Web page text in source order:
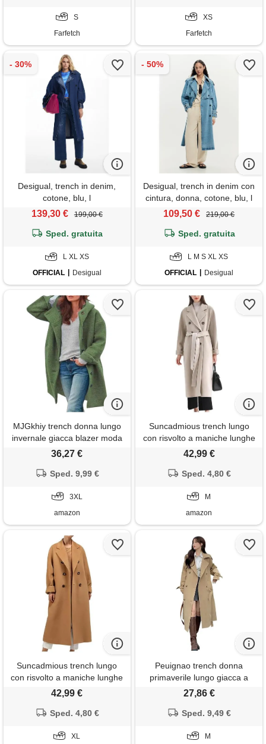
S
Farfetch
XS
Farfetch
Desigual, trench in denim,
cotone, blu, l
139,30 € 199,00 €
Sped. gratuita
L XL XS
OFFICIAL
Desigual
Desigual, trench in denim con
cintura, donna, cotone, blu, l
109,50 € 219,00 €
Sped. gratuita
L M S XL XS
OFFICIAL
Desigual
MJGkhiy trench donna lungo
invernale giacca blazer moda
giubbini maniche lunghe
unita giaccone con cappuccio
saldi
36,27 €
Sped. 9,99 €
3XL
amazon
Suncadmious trench lungo
con risvolto a maniche lunghe
con risvolto a tacca a maniche
42,99 €
Sped. 4,80 €
M
amazon
Suncadmious trench lungo
con risvolto a maniche lunghe
con risvolto a tacca a maniche
42,99 €
Sped. 4,80 €
XL
Peuignao trench donna
primaverile lungo giacca a
vento giubbino antivento
long giaccone cappotto trench
trenchcoat lungo donn
27,86 €
Sped. 9,49 €
M